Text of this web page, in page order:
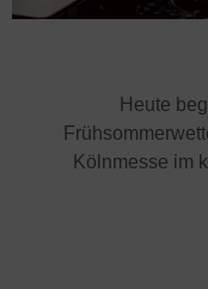
Heute
Kölnmesse im